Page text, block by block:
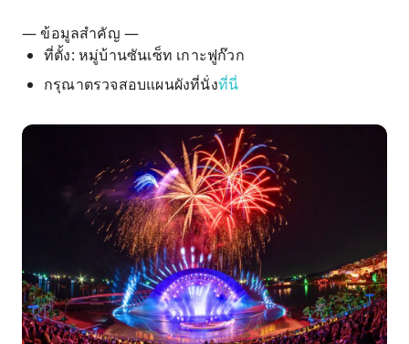
— ข้อมูลสำคัญ —
ที่ตั้ง: หมู่บ้านซันเซ็ท เกาะฟูก๊วก
กรุณาตรวจสอบแผนผังที่นั่งที่นี่